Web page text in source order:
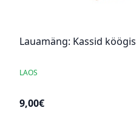
Lauamäng: Kassid köögis
LAOS
9,00€